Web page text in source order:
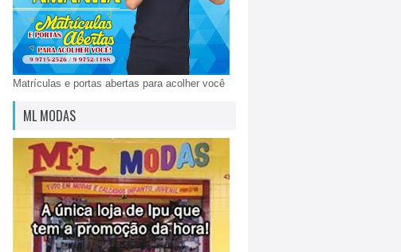
Matrículas e portas abertas para acolher você
ML MODAS